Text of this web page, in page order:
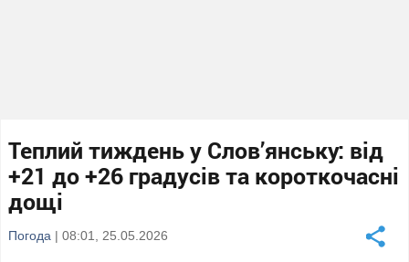
Теплий тиждень у Слов’янську: від
+21 до +26 градусів та короткочасні
дощі
Погода | 08:01, 25.05.2026